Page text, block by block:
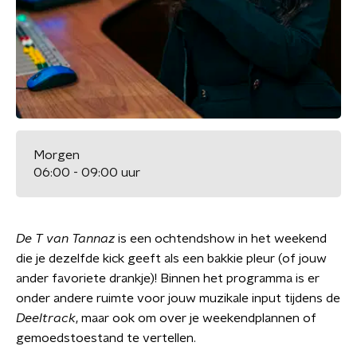
Morgen
06:00 - 09:00 uur
De T van Tannaz is een ochtendshow in het weekend
die je dezelfde kick geeft als een bakkie pleur (of jouw
ander favoriete drankje)! Binnen het programma is er
onder andere ruimte voor jouw muzikale input tijdens de
Deeltrack, maar ook om over je weekendplannen of
gemoedstoestand te vertellen.